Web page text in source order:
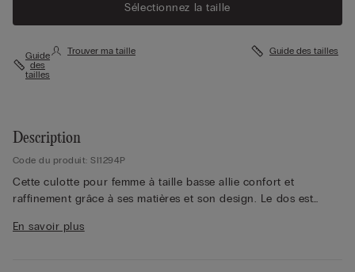
Sélectionnez la taille
Guide
des
tailles
Trouver ma taille Guide des tailles
Description
Code du produit: SI1294P
Cette culotte pour femme à taille basse allie confort et
raffinement grâce à ses matières et son design. Le dos est
proches des bords, apportant une touche féminine et
En savoir plus